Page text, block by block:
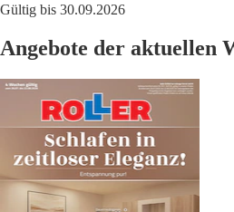
Gültig bis 30.09.2026
Angebote der aktuellen